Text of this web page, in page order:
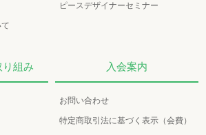
ピースデザイナーセミナー
り組み 入会案内
お問い合わせ
特定商取引法に基づく表示（会費）